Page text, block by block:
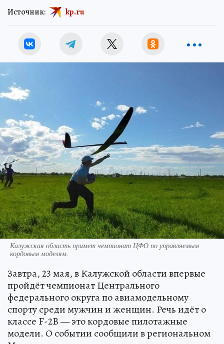
Источник: kp.ru
Калужская область примет чемпионат ЦФО по управляемым
кордовым моделям.
Завтра, 23 мая, в Калужской области впервые
пройдёт чемпионат Центрального
федерального округа по авиамодельному
спорту среди мужчин и женщин. Речь идёт о
классе F-2B — это кордовые пилотажные
модели. О событии сообщили в региональном